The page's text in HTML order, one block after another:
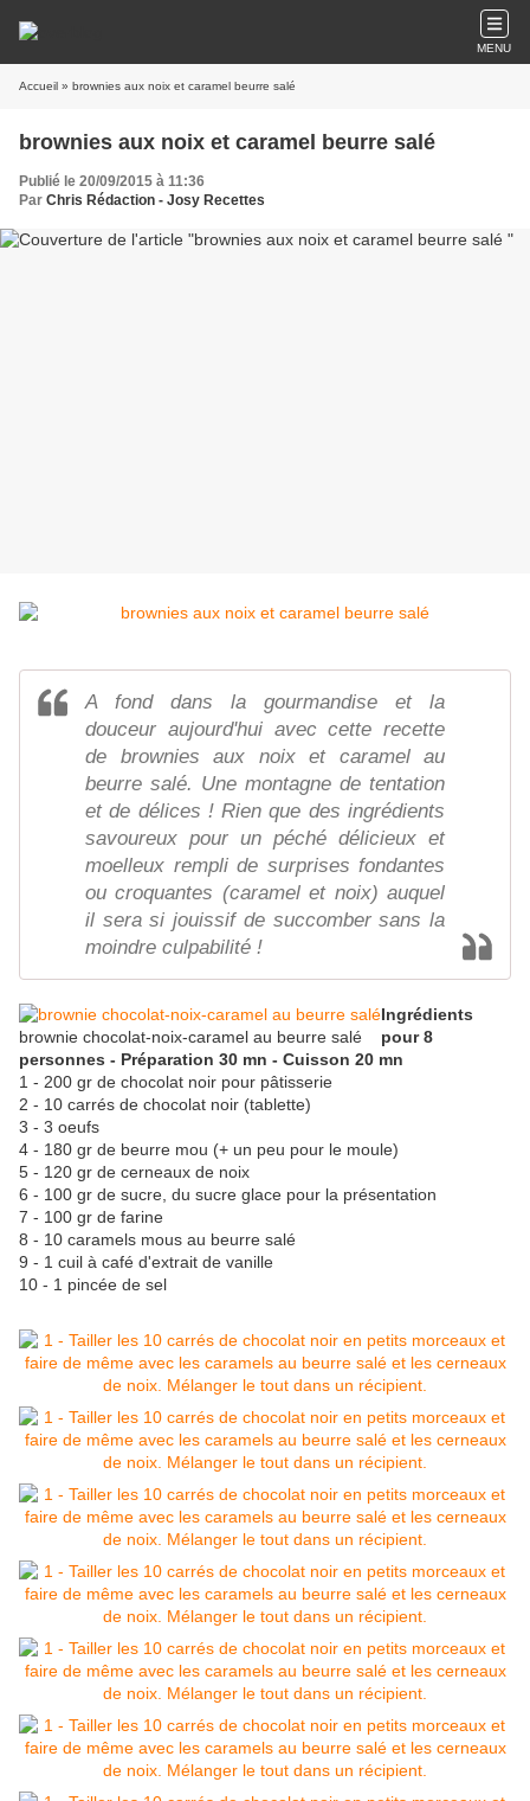
MENU
Accueil » brownies aux noix et caramel beurre salé
brownies aux noix et caramel beurre salé
Publié le 20/09/2015 à 11:36
Par Chris Rédaction - Josy Recettes
A fond dans la gourmandise et la
douceur aujourd'hui avec cette recette
de brownies aux noix et caramel au
beurre salé. Une montagne de tentation
et de délices ! Rien que des ingrédients
savoureux pour un péché délicieux et
moelleux rempli de surprises fondantes
ou croquantes (caramel et noix) auquel
il sera si jouissif de succomber sans la
moindre culpabilité !
brownie chocolat-noix-caramel au beurre salé
Ingrédients
pour 8
personnes - Préparation 30 mn - Cuisson 20 mn
1 - 200 gr de chocolat noir pour pâtisserie
2 - 10 carrés de chocolat noir (tablette)
3 - 3 oeufs
4 - 180 gr de beurre mou (+ un peu pour le moule)
5 - 120 gr de cerneaux de noix
6 - 100 gr de sucre, du sucre glace pour la présentation
7 - 100 gr de farine
8 - 10 caramels mous au beurre salé
9 - 1 cuil à café d'extrait de vanille
10 - 1 pincée de sel